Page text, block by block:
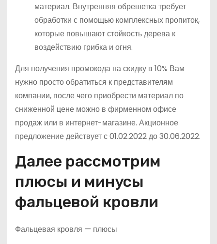
материал. Внутренняя обрешетка требует
обработки с помощью комплексных пропиток,
которые повышают стойкость дерева к
воздействию грибка и огня.
Для получения промокода на скидку в 10% Вам
нужно просто обратиться к представителям
компании, после чего приобрести материал по
сниженной цене можно в фирменном офисе
продаж или в интернет-магазине. Акционное
предложение действует с 01.02.2022 до 30.06.2022.
Далее рассмотрим
плюсы и минусы
фальцевой кровли
Фальцевая кровля — плюсы